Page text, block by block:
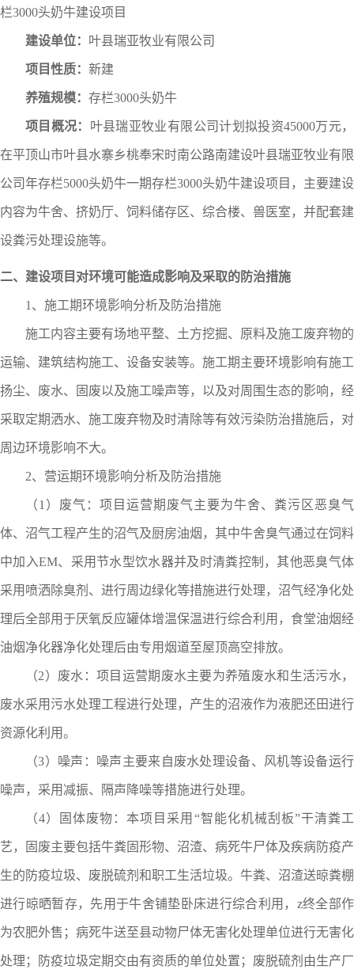
栏3000头奶牛建设项目
建设单位： 叶县瑞亚牧业有限公司
项目性质： 新建
养殖规模： 存栏3000头奶牛
项目概况： 叶县瑞亚牧业有限公司计划拟投资45000万元，
在平顶山市叶县水寨乡桃奉宋时南公路南建设叶县瑞亚牧业有限
公司年存栏5000头奶牛一期存栏3000头奶牛建设项目 ， 主要建设
内容为牛舍、挤奶厅、饲料储存区、综合楼、兽医室，并配套建
设粪污处理设施等。
二、建设项目对环境可能造成影响及采取的防治措施
1 、施工期环境影响分析及防治措施
施工内容主要有场地平整、土方挖掘、原料及施工废弃物的
运输、建筑结构施工、设备安装等。施工期主要环境影响有施工
扬尘、废水、固废以及施工噪声等，以及对周围生态的影响，经
采取定期洒水、施工废弃物及时清除等有效污染防治措施后，对
周边环境影响不大。
2、营运期环境影响分析及防治措施
（1 ）废气：项目运营期废气主要为牛舍、 粪污区 恶臭气
体、 沼气工程产生的沼气及厨房油烟，其中牛舍臭气通过在饲料
中加入EM、采用节水型饮水器并及时清粪控制，其他恶臭气体
采用喷洒除臭剂、进行周边绿化等措施进行处理， 沼气经净化处
理后全部用于厌氧反应罐体增温保温进行综合利用 ，食堂油烟经
油烟净化器净化处理后由专用烟道至屋顶高空排放。
（2）废水：项目运营期废水主要为养殖废水和生活污水，
废水采用 污水处理工程进行处理，产生的沼液作为液肥还田进行
资源化利用。
（3）噪声：噪声主要来自废水处理设备、风机等设备运行
噪声，采用减振、隔声降噪等措施进行处理。
（4）固体废物：本项目采用 “智能化机械刮板”干清粪工
艺 ，固废主要包括牛粪固形物、沼渣、病死牛尸体及疾病防疫产
生的 防疫垃圾、废脱硫剂和职工生活垃圾。牛粪、沼渣送晾粪棚
进行晾晒暂存，先用于牛舍铺垫卧床进行综合利用，z终全部作
为农肥外售 ； 病死牛送至县动物尸体无害化处理单位进行无害化
处理 ；防疫垃圾定期交由有资质的单位处置 ； 废脱硫剂由生产厂